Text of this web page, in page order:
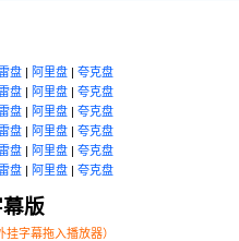
盘 | 阿里盘 | 夸克盘
盘 | 阿里盘 | 夸克盘
盘 | 阿里盘 | 夸克盘
盘 | 阿里盘 | 夸克盘
盘 | 阿里盘 | 夸克盘
盘 | 阿里盘 | 夸克盘
版
字幕拖入播放器）